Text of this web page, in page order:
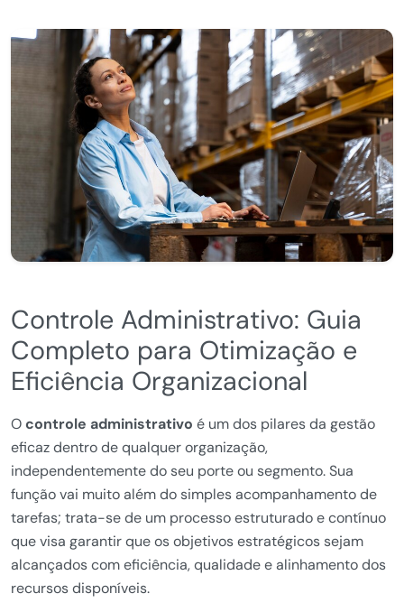
Controle Administrativo: Guia
Completo para Otimização e
Eficiência Organizacional
Ocontrole administrativo é um dos pilares da gestão
eficaz dentro de qualquer organização,
independentemente do seu porte ou segmento. Sua
função vai muito além do simples acompanhamento de
tarefas; trata-se de um processo estruturado e contínuo
que visa garantir que os objetivos estratégicos sejam
alcançados com eficiência, qualidade e alinhamento dos
recursos disponíveis.